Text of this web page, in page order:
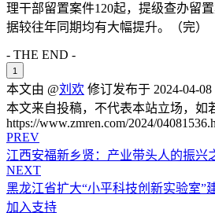
理干部留置案件120起，提级查办留
据较往年同期均有大幅提升。（完）
- THE END -
1
本文由 @刘欢 修订发布于 2024-04-08
本文来自投稿，不代表本站立场，如
https://www.zmren.com/2024/
PREV
江西安福新乡贤：产业带头人的振兴
NEXT
黑龙江省扩大“小平科技创新实验室”
加入支持